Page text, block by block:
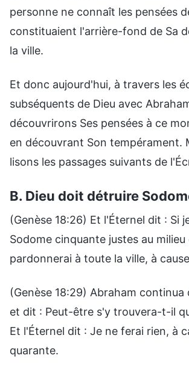
personne ne connaît les pensées
constituaient l'arrière-fond de Sa
la ville.
Et donc aujourd'hui, à travers les
subséquents de Dieu avec
découvrirons Ses pensées à ce
en découvrant Son tempérament.
lisons les passages suivants de
B. Dieu doit détruire
(Genèse 18:26) Et l'Éternel dit : Si
Sodome cinquante justes au milieu
pardonnerai à toute la ville, à
(Genèse 18:29) Abraham continua
et dit : Peut-être s'y trouvera-t-il
Et l'Éternel dit : Je ne ferai rien, à
quarante.